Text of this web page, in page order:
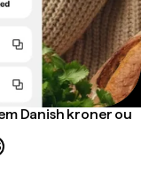
Danish kroner ou